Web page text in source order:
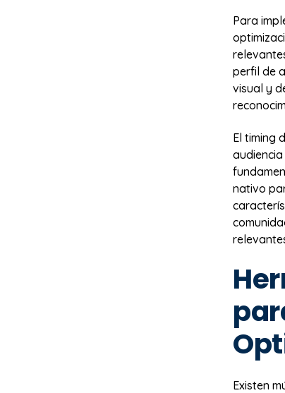
Para
perfil de
visual y
El timing
nativo
Existen